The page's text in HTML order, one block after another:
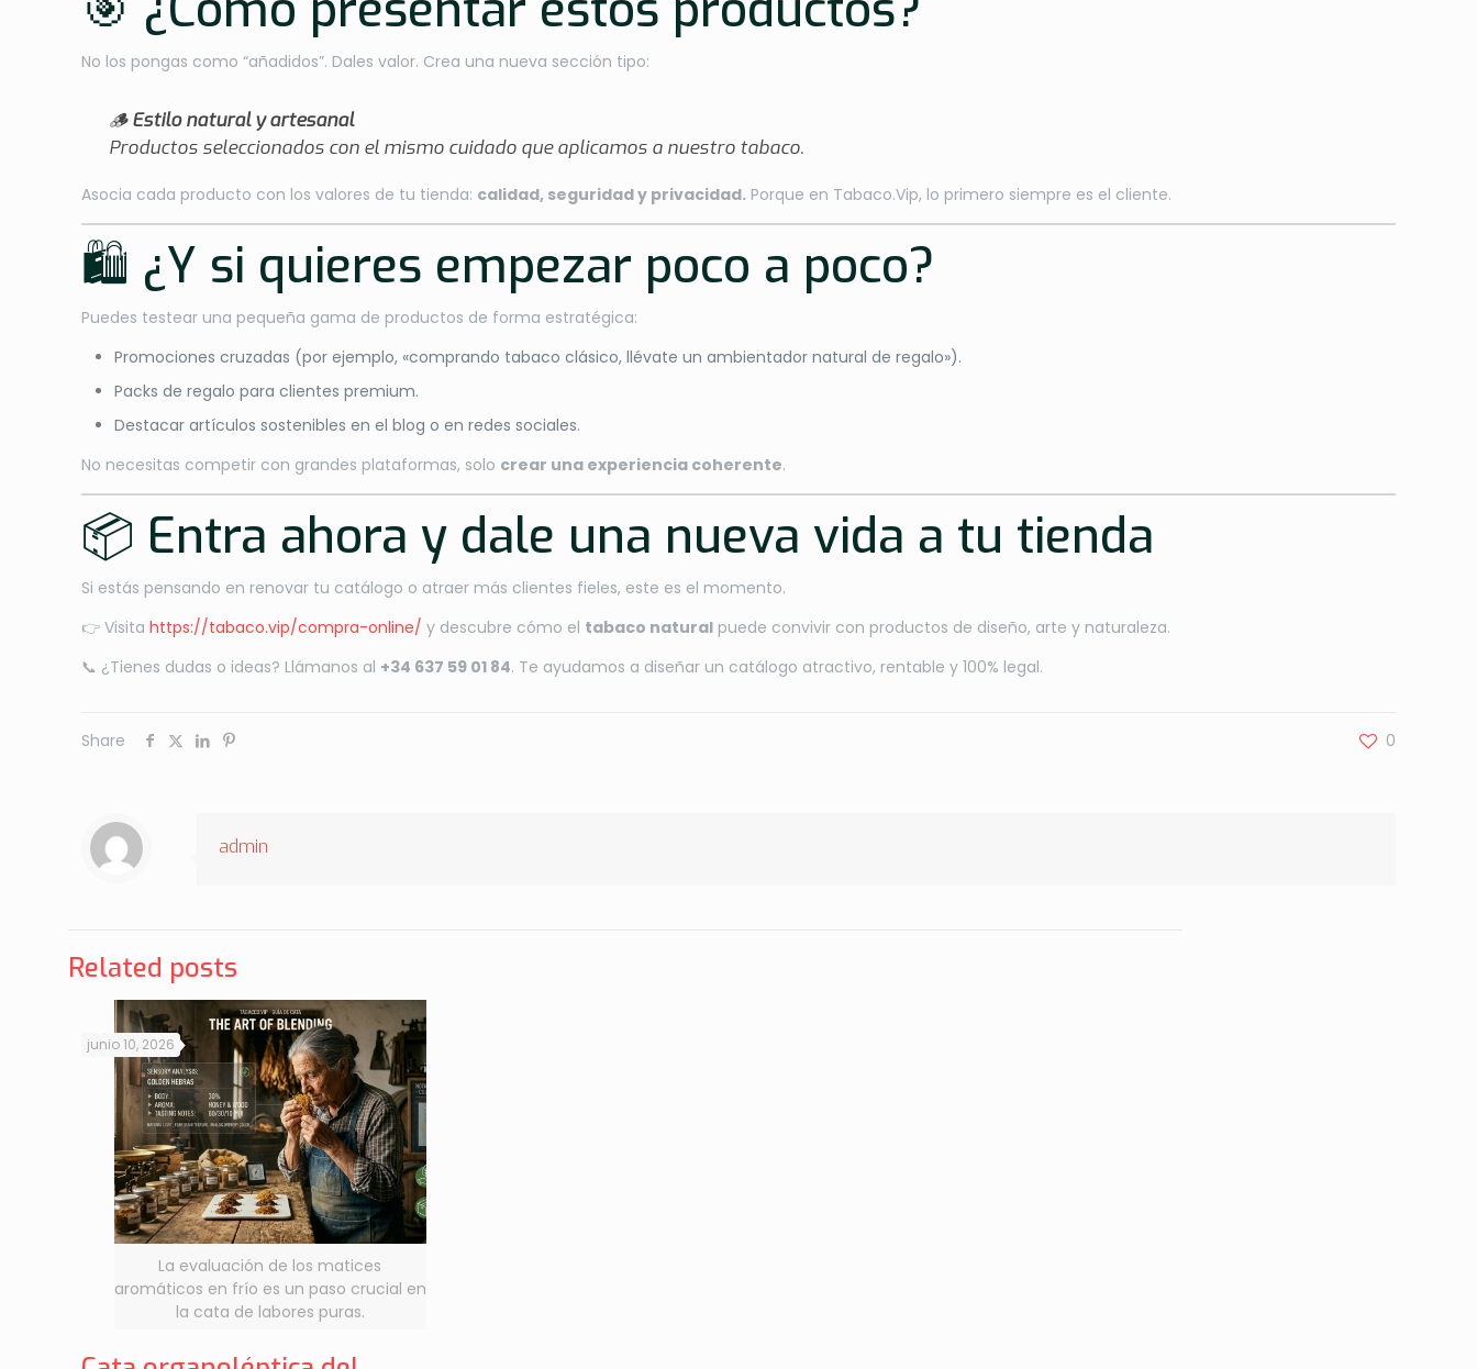
No los pongas como “añadidos”. Dales valor. Crea una nueva sección tipo:
🪵Estilo natural y artesanal
Productos seleccionados con el mismo cuidado que aplicamos a nuestro tabaco.
Asocia cada producto con los valores de tu tienda: calidad, seguridad y privacidad. Porque en Tabaco.Vip, lo primero siempre es el cliente.
🛍 ¿Y si quieres empezar poco a poco?
Puedes testear una pequeña gama de productos de forma estratégica:
Promociones cruzadas (por ejemplo, «comprando tabaco clásico, llévate un ambientador natural de regalo»).
Packs de regalo para clientes premium.
Destacar artículos sostenibles en el blog o en redes sociales.
No necesitas competir con grandes plataformas, solo crear una experiencia coherente.
📦 Entra ahora y dale una nueva vida a tu tienda
Si estás pensando en renovar tu catálogo o atraer más clientes fieles, este es el momento.
👉 Visitahttps://tabaco.vip/compra-online/ y descubre cómo el tabaco natural puede convivir con productos de diseño, arte y naturaleza.
📞 ¿Tienes dudas o ideas? Llámanos al +34 637 59 01 84. Te ayudamos a diseñar un catálogo atractivo, rentable y 100% legal.
Share 0
admin
Related posts
La evaluación de los matices
aromáticos en frío es un paso crucial en
la cata de labores puras.
junio 10, 2026